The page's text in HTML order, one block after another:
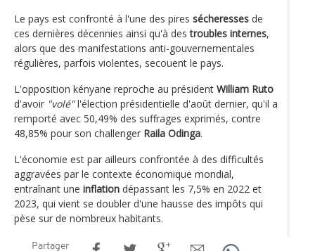
Le pays est confronté à l'une des pires sécheresses de
ces dernières décennies ainsi qu'à destroubles internes,
alors que des manifestations anti-gouvernementales
régulières, parfois violentes, secouent le pays.
L'opposition kényane reproche au président William Ruto
d'avoir "volé"l'élection présidentielle d'août dernier, qu'il a
remporté avec 50,49% des suffrages exprimés, contre
48,85% pour son challenger Raila Odinga.
L'économie est par ailleurs confrontée à des difficultés
aggravées par le contexte économique mondial,
entraînant une inflation dépassant les 7,5% en 2022 et
2023, qui vient se doubler d'une hausse des impôts qui
pèse sur de nombreux habitants.
Partager